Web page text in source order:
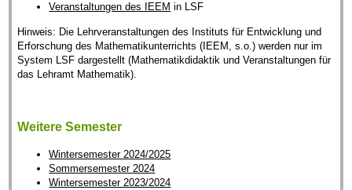
Veranstaltungen des IEEM in LSF
Hinweis: Die Lehrveranstaltungen des Instituts für Entwicklung und
Erforschung des Mathematikunterrichts (IEEM, s.o.) werden nur im
System LSF dargestellt (Mathematikdidaktik und Veranstaltungen für
das Lehramt Mathematik).
Weitere Semester
Wintersemester 2024/2025
Sommersemester 2024
Wintersemester 2023/2024